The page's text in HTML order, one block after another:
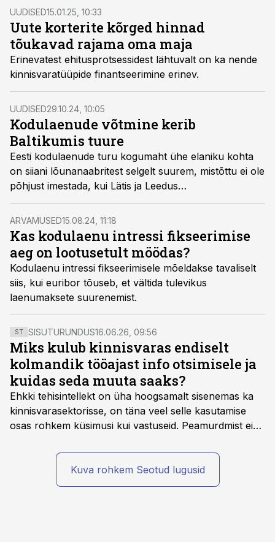
suurt laenu see tähendab ja mida sellise kuumakse
eest on võimalik soetada.
UUDISED15.01.25, 10:33
Uute korterite kõrged hinnad
tõukavad rajama oma maja
Erinevatest ehitusprotsessidest lähtuvalt on ka nende
kinnisvaratüüpide finantseerimine erinev.
UUDISED29.10.24, 10:05
Kodulaenude võtmine kerib
Baltikumis tuure
Eesti kodulaenude turu kogumaht ühe elaniku kohta
on siiani lõunanaabritest selgelt suurem, mistõttu ei ole
põhjust imestada, kui Lätis ja Leedus
keskmise laenumahu ning lepingute arvu
näitajad lähiajal meie omadest kiiremini kasvavad,
märgib Bigbanki Eesti juht Jonna Pechter.
ARVAMUSED15.08.24, 11:18
Kas kodulaenu intressi fikseerimise
aeg on lootusetult möödas?
Kodulaenu intressi fikseerimisele mõeldakse tavaliselt
siis, kui euribor tõuseb, et vältida tulevikus
laenumaksete suurenemist.
ST SISUTURUNDUS16.06.26, 09:56
Miks kulub kinnisvaras endiselt
kolmandik tööajast info otsimisele ja
kuidas seda muuta saaks?
Ehkki tehisintellekt on üha hoogsamalt sisenemas ka
kinnisvarasektorisse, on täna veel selle kasutamise
osas rohkem küsimusi kui vastuseid. Peamurdmist ei
kas ettevõtte andmed on üldse sellisel kujul olemas, et
tehisintellekt neist midagi mõistlikku välja lugeda
Kuva rohkem Seotud lugusid